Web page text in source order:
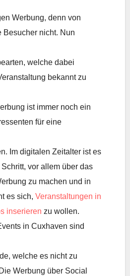
Werbung, denn von
Besucher nicht. Nun
welche dabei
bekannt zu
ist immer noch ein
für eine
Im digitalen Zeitalter ist es
vor allem über das
zu machen und in
es sich, Veranstaltungen in
inserieren zu wollen.
in Cuxhaven sind
welche es nicht zu
Werbung über Social